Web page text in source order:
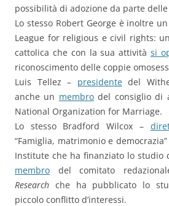
possibilità di adozione da parte
Lo stesso Robert George è inoltre
League for religious e civil rights:
cattolica che con la sua attività si
riconoscimento delle coppie
Luis Tellez – presidentedel
anche un membrodel consiglio di
National Organization for Marriage.
Lo stesso Bradford Wilcox –
“Famiglia, matrimonio e
Institute che ha finanziato lo studio
membro del comitato
Research che ha pubblicato lo
piccolo conflitto d’interessi.